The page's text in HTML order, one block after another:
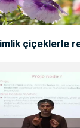
çiçeklerle